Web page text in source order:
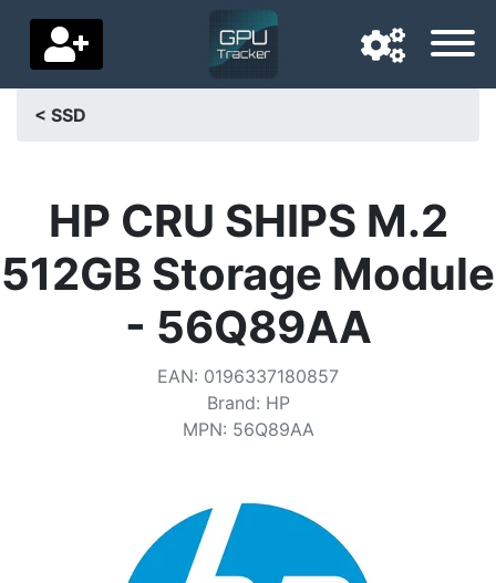
Pays de livraison
Accueil
< SSD
HP CRU SHIPS M.2
512GB Storage Module
- 56Q89AA
EAN: 0196337180857
Brand: HP
MPN: 56Q89AA